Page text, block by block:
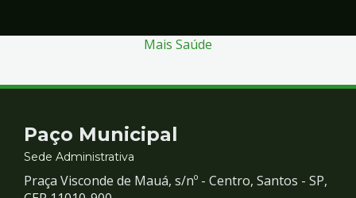
Mais Saúde
Contato
e
Paço Municipal
Sede Administrativa
Praça Visconde de Mauá, s/nº - Centro, Santos - SP,